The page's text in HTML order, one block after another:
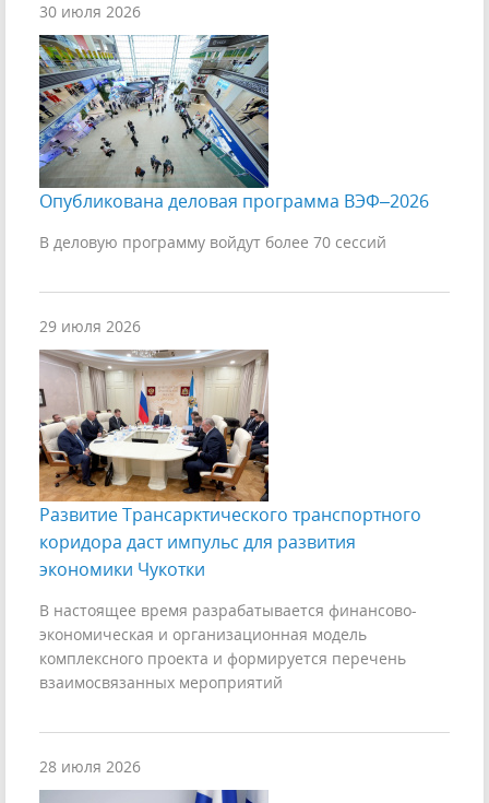
30 июля 2026
Опубликована деловая программа ВЭФ–2026
В деловую программу войдут более 70 сессий
29 июля 2026
Развитие Трансарктического транспортного
коридора даст импульс для развития
экономики Чукотки
В настоящее время разрабатывается финансово-
экономическая и организационная модель
комплексного проекта и формируется перечень
взаимосвязанных мероприятий
28 июля 2026